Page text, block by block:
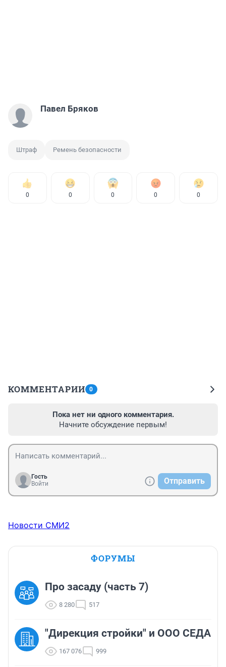
Павел Бряков
Штраф Ремень безопасности
0 0 0 0 0
КОММЕНТАРИИ 0
Пока нет ни одного комментария.
Начните обсуждение первым!
Гость
Войти
Отправить
Новости СМИ2
ФОРУМЫ
Про засаду (часть 7)
8 280 517
"Дирекция стройки" и ООО СЕДА
167 076 999